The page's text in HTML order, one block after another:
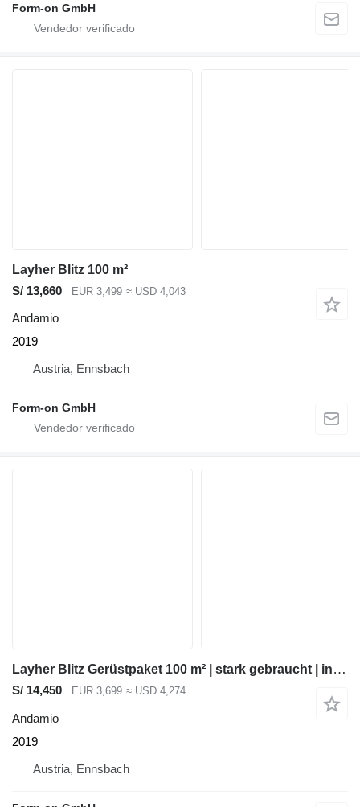
Form-on GmbH
Layher Blitz 100 m²
S/ 13,660
EUR 3,499 ≈ USD 4,043
Andamio
2019
Austria, Ennsbach
Form-on GmbH
Layher Blitz Gerüstpaket 100 m² | stark gebraucht | inkl. Durchstieg &
S/ 14,450 EUR 3,699 ≈ USD 4,274
Andamio
2019
Austria, Ennsbach